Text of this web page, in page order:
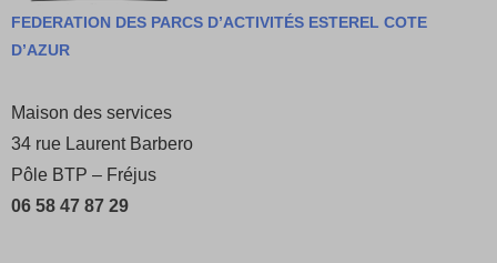
FEDERATION DES PARCS D’ACTIVITÉS ESTEREL COTE
D’AZUR
Maison des services
34 rue Laurent Barbero
Pôle BTP – Fréjus
06 58 47 87 29